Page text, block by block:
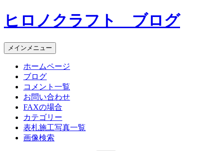
コ
ン
ン
ツ
ヒロノクラフト ブログ
メインメニュー
ホームページ
ブログ
コメント一覧
お問い合わせ
FAXの場合
カテゴリー
表札施工写真一覧
画像検索